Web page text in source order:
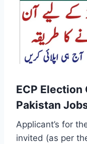
ECP
Pakistan
Applicant’s for
invited (as per